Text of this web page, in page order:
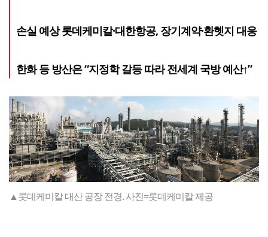
손실 예상 롯데케미칼·대한항공, 장기계약·환헷지 대응
한화 등 방산은 “지정학 갈등 따라 전세계 국방 예산↑”
▲롯데케미칼 대산 공장 전경. 사진=롯데케미칼 제공